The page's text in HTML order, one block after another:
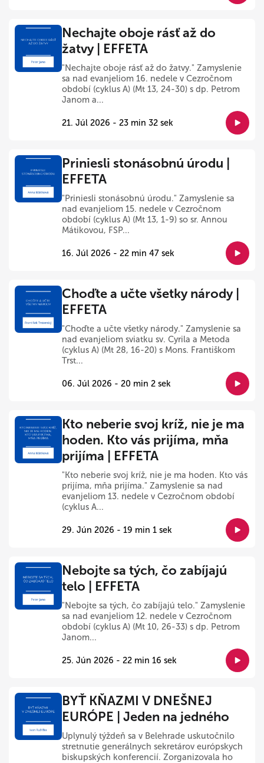
Nechajte oboje rásť až do
žatvy | EFFETA
"Nechajte oboje rásť až do žatvy." Zamyslenie
sa nad evanjeliom 16. nedele v Cezročnom
období (cyklus A) (Mt 13, 24-30) s dp. Petrom
Janom a...
21. Júl 2026 - 23 min 32 sek
Priniesli stonásobnú úrodu |
EFFETA
"Priniesli stonásobnú úrodu." Zamyslenie sa
nad evanjeliom 15. nedele v Cezročnom
období (cyklus A) (Mt 13, 1-9) so sr. Annou
Mátikovou, FSP...
16. Júl 2026 - 22 min 47 sek
Choďte a učte všetky národy |
EFFETA
"Choďte a učte všetky národy." Zamyslenie sa
nad evanjeliom sviatku sv. Cyrila a Metoda
(cyklus A) (Mt 28, 16-20) s Mons. Františkom
Trst...
06. Júl 2026 - 20 min 2 sek
Kto neberie svoj kríž, nie je ma
hoden. Kto vás prijíma, mňa
prijíma | EFFETA
"Kto neberie svoj kríž, nie je ma hoden. Kto vás
prijíma, mňa prijíma." Zamyslenie sa nad
evanjeliom 13. nedele v Cezročnom období
(cyklus A...
29. Jún 2026 - 19 min 1 sek
Nebojte sa tých, čo zabíjajú
telo | EFFETA
"Nebojte sa tých, čo zabíjajú telo." Zamyslenie
sa nad evanjeliom 12. nedele v Cezročnom
období (cyklus A) (Mt 10, 26-33) s dp. Petrom
Janom...
25. Jún 2026 - 22 min 16 sek
BYŤ KŇAZMI V DNEŠNEJ
EURÓPE | Jeden na jedného
Uplynulý týždeň sa v Belehrade uskutočnilo
stretnutie generálnych sekretárov európskych
biskupských konferencií. Zorganizovala ho